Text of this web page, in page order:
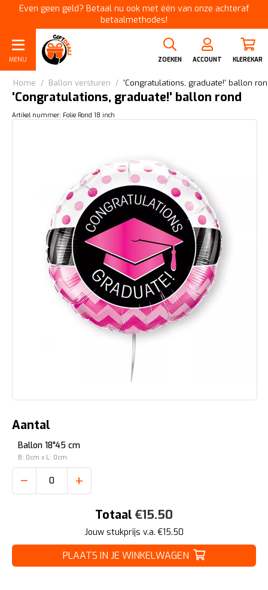
Even geen geld? Betaal nu ook met één van onze achteraf
betaalmethodes!
MENU ZOEKEN ACCOUNT KLEREKAR
Home / Ballon versturen / 'Congratulations, graduate!' ballon
'Congratulations, graduate!' ballon rond
Artikel nummer: Folie Rond 18 inch
Aantal
Ballon 18"45 cm
B: 0cm x L: 0cm
− +
Totaal €15.50
Jouw stukprijs v.a. €15.50
PLAATS IN JE WINKELWAGEN